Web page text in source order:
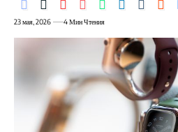
23 мая, 2026 4 Мин Чтения